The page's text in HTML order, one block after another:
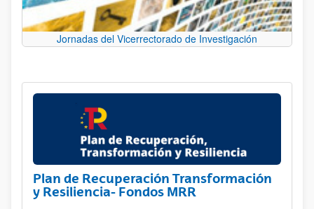
Jornadas del Vicerrectorado de Investigación
Plan de Recuperación Transformación
y Resiliencia- Fondos MRR